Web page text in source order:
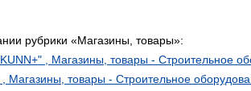
рубрики «Магазины, товары»:
, Магазины, товары - Строительное
товары - Строительное